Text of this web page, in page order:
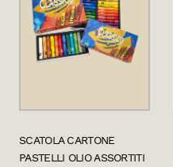
SCATOLA CARTONE
PASTELLI OLIO ASSORTITI